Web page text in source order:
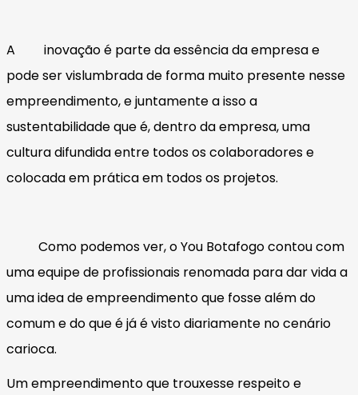
A inovação é parte da essência da empresa e
pode ser vislumbrada de forma muito presente nesse
empreendimento, e juntamente a isso a
sustentabilidade que é, dentro da empresa, uma
cultura difundida entre todos os colaboradores e
colocada em prática em todos os projetos.
Como podemos ver, o You Botafogo contou com
uma equipe de profissionais renomada para dar vida a
uma idea de empreendimento que fosse além do
comum e do que é já é visto diariamente no cenário
carioca.
Um empreendimento que trouxesse respeito e